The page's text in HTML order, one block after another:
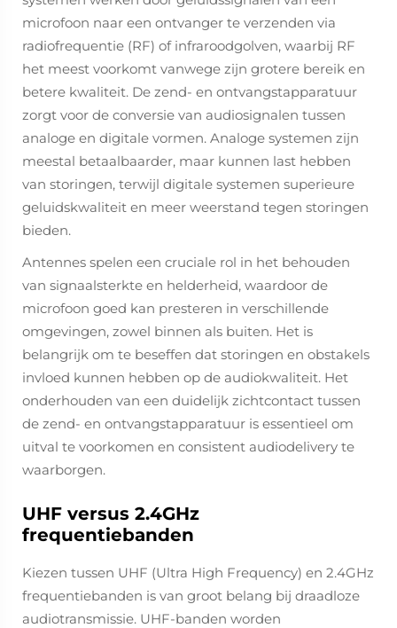
microfoon naar een ontvanger te verzenden via
radiofrequentie (RF) of infraroodgolven, waarbij RF
het meest voorkomt vanwege zijn grotere bereik en
betere kwaliteit. De zend- en ontvangstapparatuur
zorgt voor de conversie van audiosignalen tussen
analoge en digitale vormen. Analoge systemen zijn
meestal betaalbaarder, maar kunnen last hebben
van storingen, terwijl digitale systemen superieure
geluidskwaliteit en meer weerstand tegen storingen
bieden.
Antennes spelen een cruciale rol in het behouden
van signaalsterkte en helderheid, waardoor de
microfoon goed kan presteren in verschillende
omgevingen, zowel binnen als buiten. Het is
belangrijk om te beseffen dat storingen en obstakels
invloed kunnen hebben op de audiokwaliteit. Het
onderhouden van een duidelijk zichtcontact tussen
de zend- en ontvangstapparatuur is essentieel om
uitval te voorkomen en consistent audiodelivery te
waarborgen.
UHF versus 2.4GHz
frequentiebanden
Kiezen tussen UHF (Ultra High Frequency) en 2.4GHz
frequentiebanden is van groot belang bij draadloze
audiotransmissie. UHF-banden worden